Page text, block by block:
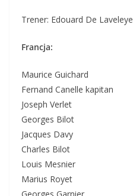
Trener: Edouard De Laveleye
Francja:
Maurice Guichard
Fernand Canelle kapitan
Joseph Verlet
Georges Bilot
Jacques Davy
Charles Bilot
Louis Mesnier
Marius Royet